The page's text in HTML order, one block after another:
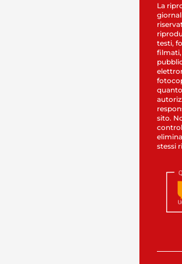
La
testi,
filmati,
sito.
stessi